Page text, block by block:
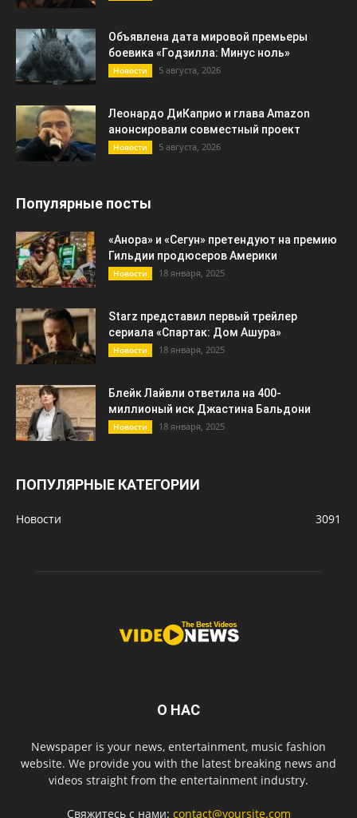
Объявлена дата мировой премьеры
боевика «Годзилла: Минус ноль»
Новости 5 августа, 2026
Леонардо ДиКаприо и глава Amazon
анонсировали совместный проект
Новости 5 августа, 2026
Популярные посты
«Анора» и «Сегун» претендуют на премию
Гильдии продюсеров Америки
Новости 18 января, 2025
Starz представил первый трейлер
сериала «Спартак: Дом Ашура»
Новости 18 января, 2025
Блейк Лайвли ответила на 400-
миллионый иск Джастина Бальдони
Новости 18 января, 2025
ПОПУЛЯРНЫЕ КАТЕГОРИИ
Новости 3091
О НАС
Newspaper is your news, entertainment, music fashion
website. We provide you with the latest breaking news and
videos straight from the entertainment industry.
Свяжитесь с нами: contact@yoursite.com